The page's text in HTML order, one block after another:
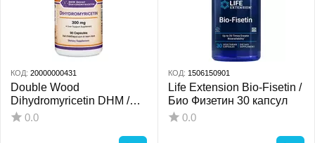
КОД: 20000000431
Double Wood
Dihydromyricetin DHM /
Дигідромирицетин ДГМ
0.0
КОД: 1506150901
Life Extension Bio-Fisetin /
Био Физетин 30 капсул
0.0